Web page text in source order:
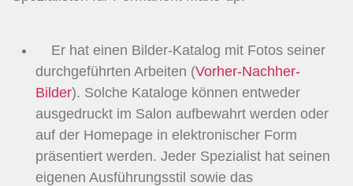
Er hat einen Bilder-Katalog mit Fotos seiner
durchgeführten Arbeiten (Vorher-Nachher-
Bilder). Solche Kataloge können entweder
ausgedruckt im Salon aufbewahrt werden oder
auf der Homepage in elektronischer Form
präsentiert werden. Jeder Spezialist hat seinen
eigenen Ausführungsstil sowie das